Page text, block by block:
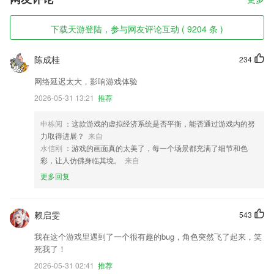
下载天游登陆，参与网友评论互动 ( 9204 条 )
234
陈成桂
网络延迟太大，影响游戏体验
2026-05-31 13:21 推荐
申栋阅 ：这款游戏的虚拟经济系统是否平衡，能否通过游戏内的努
力取得进展？ 来自
水信刚 ：游戏的画面真的太美了，每一个场景都充满了细节和色
彩，让人仿佛身临其境。
来自
更多回复
543
赖启雯
我在这个游戏里遇到了一个很有趣的bug，角色突然飞了起来，笑
死我了！
2026-05-31 02:41 推荐